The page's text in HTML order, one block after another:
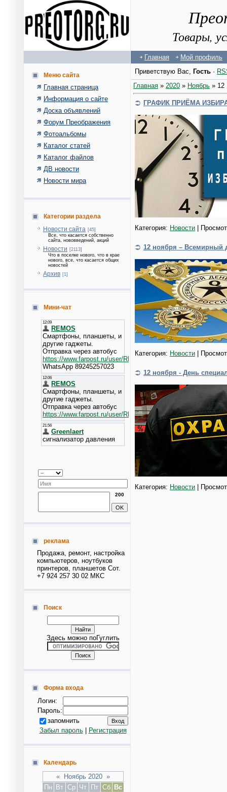
Товары,
Главная Мой профиль
Меню сайта
Главная страница
Информация о сайте
Доска объявлений
Форум Преображения
Фотоальбомы
Каталог статей
Каталог файлов
ДВ новости
Новости мира
Категории раздела
Новости сайта [45]
Все, что касается собственно
сайта, нововведений, акций
Новости [2113]
Что в поселке нового, что в крае
нового, все, что касается общих
новостей
Архив [1]
Мини-чат
200
реклама
Продажа, ремонт, настройка
компьютеров, ноутбуков
принтеров, планшетов Сот.
+7 924 257 30 02 МКС
Поиск
Здесь можно поГуглить
Форма входа
Логин:
Пароль:
запомнить
Забыл пароль| Регистрация
Календарь
« Ноябрь 2020 »
Пн
Вт Ср Чт Пт Сб
Вс
Приветствую Вас, Гость ·
Главная » 2020 » Ноябрь » 12
ГРАФИК ПРИЁМА
Категория: Новости |
12 ноября – Всемирный
Категория: Новости |
12 ноября - День
Категория: Новости |